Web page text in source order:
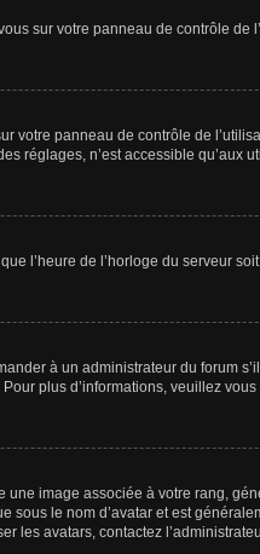
sur votre panneau de contrôle de
votre panneau de contrôle de
n’est accessible qu’aux
l’heure de l’horloge du serveur
à un administrateur du forum
plus d’informations, veuillez
image associée à votre rang,
le nom d’avatar et est
les avatars, contactez